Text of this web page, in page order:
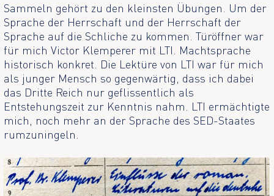
Sammeln gehört zu den kleinsten Übungen. Um der
Sprache der Herrschaft und der Herrschaft der
Sprache auf die Schliche zu kommen. Türöffner war
für mich Victor Klemperer mit LTI. Machtsprache
historisch konkret. Die Lektüre von LTI war für mich
als junger Mensch so gegenwärtig, dass ich dabei
das Dritte Reich nur geflissentlich als
Entstehungszeit zur Kenntnis nahm. LTI ermächtigte
mich, noch mehr an der Sprache des SED-Staates
rumzuningeln.